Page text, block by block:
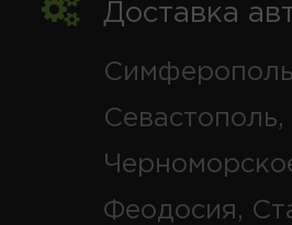
Доставка
Феодосия,